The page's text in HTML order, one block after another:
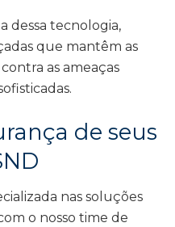
dessa tecnologia,
que mantêm as
as ameaças
de seus
nas soluções
o nosso time de